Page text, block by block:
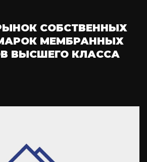
СОБСТВЕННЫХ
МЕМБРАННЫХ
ВЫСШЕГО КЛАССА